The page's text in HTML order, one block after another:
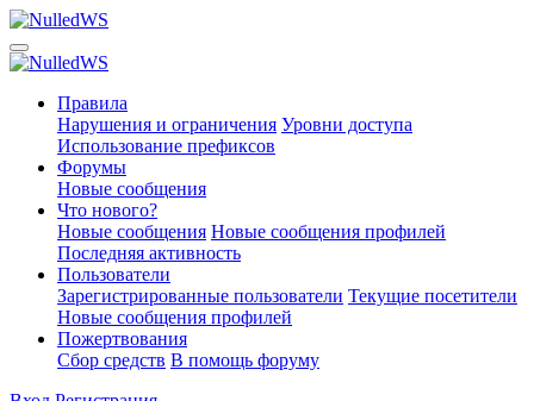
Правила
Нарушения и ограничения Уровни доступа
Использование префиксов
Форумы
Новые сообщения
Что нового?
Новые сообщения Новые сообщения профилей
Последняя активность
Пользователи
Зарегистрированные пользователи Текущие посетители
Новые сообщения профилей
Пожертвования
Сбор средств В помощь форуму